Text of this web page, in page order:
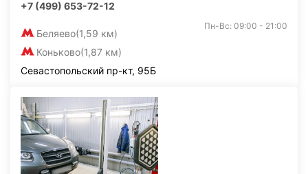
+7 (499) 653-72-12
Беляево(1,59 км)
Коньково(1,87 км)
Пн-Вс: 09:00 - 21:00
Севастопольский пр-кт, 95Б